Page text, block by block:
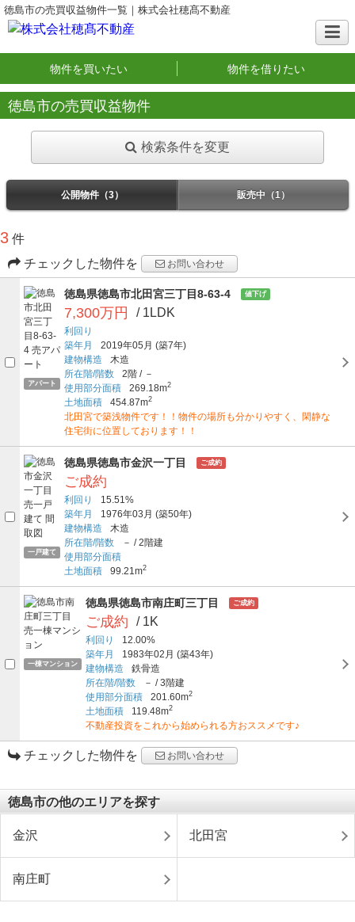
徳島市の売買収益物件一覧｜株式会社穂髙不動産
物件を買いたい 物件を借りたい
徳島市の売買収益物件
検索条件を変更
公開物件（3） 販売中（1）
3 件
チェックした物件を
お問い合わせ
アパート
徳島県徳島市北田宮三丁目8-63-4 値下げ
7,300万円 / 1LDK
利回り
築年月
2019年05月 (築7年)
建物構造
木造
所在階/階数
2階 /－
使用部分面積
269.18m2
土地面積 454.87m2
北田宮で築浅物件です！！物件の場所も分かりやすく、閑静な
住宅街に位置しております！！
一戸建て
徳島県徳島市金沢一丁目 ご成約
ご成約
利回り
15.51%
築年月
1976年03月 (築50年)
建物構造
木造
所在階/階数
－ /2階建
使用部分面積
土地面積
99.21m2
一棟マンション
徳島県徳島市南庄町三丁目 ご成約
ご成約 / 1K
利回り
12.00%
築年月
1983年02月 (築43年)
建物構造
鉄骨造
所在階/階数
－ /3階建
使用部分面積
201.60m2
土地面積 119.48m2
不動産投資をこれから始められる方おススメです♪
チェックした物件を お問い合わせ
徳島市の他のエリアを探す
金沢 北田宮
南庄町